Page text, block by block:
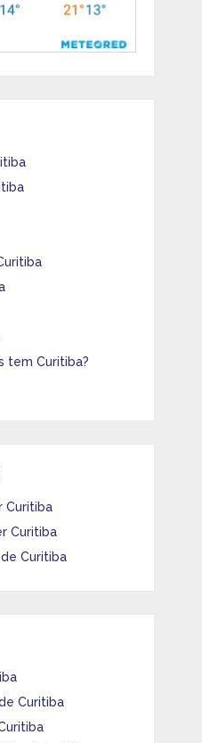
tem Curitiba?
Curitiba
Curitiba
Curitiba
Curitiba